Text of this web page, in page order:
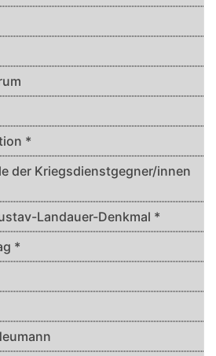
*
der Kriegsdienstgegner/innen
Landauer-Denkmal *
*